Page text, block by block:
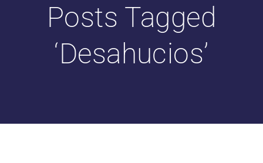
Posts Tagged
‘Desahucios’